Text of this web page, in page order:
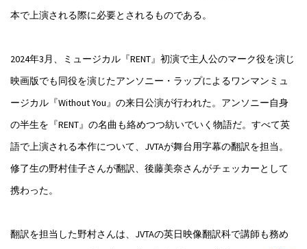
本で上演される際に必要とされるものである。
2024年3月、ミュージカル『RENT』初演で主人公のマーク役を演じ
映画版でも同役を演じたアンソニー・ラップによるワンマンミュ
ージカル『Without You』の来日公演が行われた。アンソニー自身
の半生を『RENT』の名曲も絡めつつ紡いでいく物語だ。すべて英
語で上演される本作について、JVTAが舞台用字幕の翻訳を担当。
修了生の野村佳子さんが翻訳、後藤美奈さんがチェッカーとして
携わった。
翻訳を担当した野村さんは、JVTAの英日映像翻訳科で講師も務め